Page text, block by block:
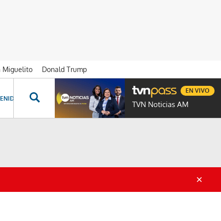
Miguelito Donald Trump
ESPECIALES NOVELAS PROGRAMAS GENTE TVN
TVN Noticias AM
EN VIVO